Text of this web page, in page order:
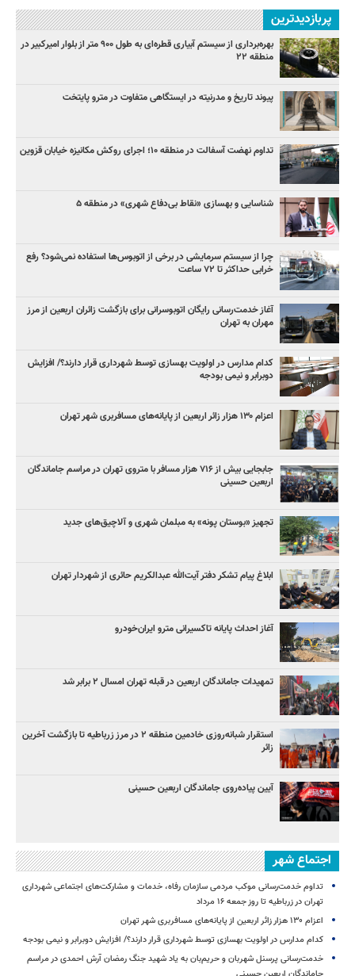
پربازدیدترین
بهره‌برداری از سیستم آبیاری قطره‌ای به طول ۹۰۰ متر از بلوار امیرکبیر در
منطقه ۲۲
پیوند تاریخ و مدرنیته در ایستگاهی متفاوت در مترو پایتخت
تداوم نهضت آسفالت در منطقه ۱۰؛ اجرای روکش مکانیزه خیابان قزوین
شناسایی و بهسازی «نقاط بی‌دفاع شهری» در منطقه ۵
چرا از سیستم سرمایشی در برخی از اتوبوس‌ها استفاده نمی‌شود؟ رفع
خرابی حداکثر تا ۷۲ ساعت
آغاز خدمت‌رسانی رایگان اتوبوسرانی برای بازگشت زائران اربعین از مرز
مهران به تهران
کدام مدارس در اولویت بهسازی توسط شهرداری قرار دارند؟/ افزایش
دوبرابر و نیمی بودجه
اعزام ۱۳۰ هزار زائر اربعین از پایانه‌های مسافربری شهر تهران
جابجایی بیش از ۷۱۶ هزار مسافر با متروی تهران در مراسم جاماندگان
اربعین حسینی
تجهیز «بوستان پونه» به مبلمان شهری و آلاچیق‌های جدید
ابلاغ پیام تشکر دفتر آیت‌الله عبدالکریم حائری از شهردار تهران
آغاز احداث پایانه تاکسیرانی مترو ایران‌خودرو
تمهیدات جاماندگان اربعین در قبله تهران امسال ۲ برابر شد
استقرار شبانه‌روزی خادمین منطقه ۲ در مرز زرباطیه تا بازگشت آخرین
زائر
آیین پیاده‌روی جاماندگان اربعین حسینی
اجتماع شهر
تداوم خدمت‌رسانی موکب مردمی سازمان رفاه، خدمات و مشارکت‌های اجتماعی شهرداری
تهران در زرباطیه تا روز جمعه ۱۶ مرداد
اعزام ۱۳۰ هزار زائر اربعین از پایانه‌های مسافربری شهر تهران
کدام مدارس در اولویت بهسازی توسط شهرداری قرار دارند؟/ افزایش دوبرابر و نیمی بودجه
خدمت‌رسانی پرسنل شهربان و حریم‌بان به یاد شهید جنگ رمضان آرش احمدی در مراسم